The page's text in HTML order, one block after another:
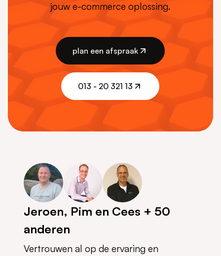
jouw e-commerce oplossing.
plan een afspraak
plan een afspraak
013 - 20 321 13
Jeroen, Pim en Cees + 50
anderen
Vertrouwen al op de ervaring en